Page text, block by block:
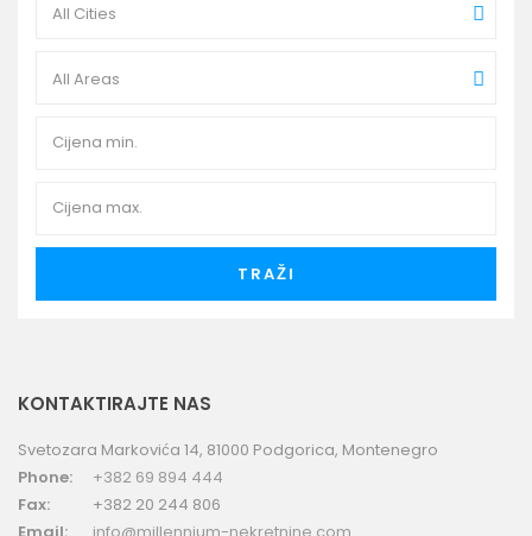
All Cities
All Areas
TRAŽI
KONTAKTIRAJTE NAS
Svetozara Markovića 14, 81000 Podgorica, Montenegro
Phone:
+382 69 894 444
Fax:
+382 20 244 806